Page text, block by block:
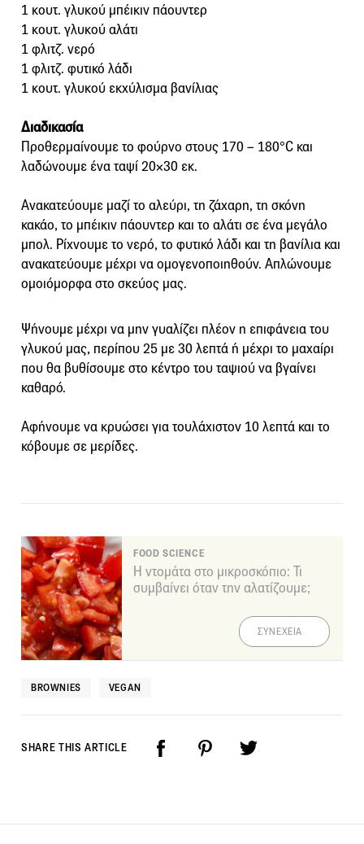
1 κουτ. γλυκού μπέικιν πάουντερ
1 κουτ. γλυκού αλάτι
1 φλιτζ. νερό
1 φλιτζ. φυτικό λάδι
1 κουτ. γλυκού εκχύλισμα βανίλιας
Διαδικασία
Προθερμαίνουμε το φούρνο στους 170 – 180°C και
λαδώνουμε ένα ταψί 20×30 εκ.
Ανακατεύουμε μαζί το αλεύρι, τη ζάχαρη, τη σκόνη
κακάο, το μπέικιν πάουντερ και το αλάτι σε ένα μεγάλο
μπολ. Ρίχνουμε το νερό, το φυτικό λάδι και τη βανίλια και
ανακατεύουμε μέχρι να ομογενοποιηθούν. Απλώνουμε
ομοιόμορφα στο σκεύος μας.
Ψήνουμε μέχρι να μην γυαλίζει πλέον η επιφάνεια του
γλυκού μας, περίπου 25 με 30 λεπτά ή μέχρι το μαχαίρι
που θα βυθίσουμε στο κέντρο του ταψιού να βγαίνει
καθαρό.
Αφήνουμε να κρυώσει για τουλάχιστον 10 λεπτά και το
κόβουμε σε μερίδες.
FOOD SCIENCE
Η ντομάτα στο μικροσκόπιο: Τι
συμβαίνει όταν την αλατίζουμε;
ΣΥΝΕΧΕΙΑ
BROWNIES VEGAN
SHARE THIS ARTICLE